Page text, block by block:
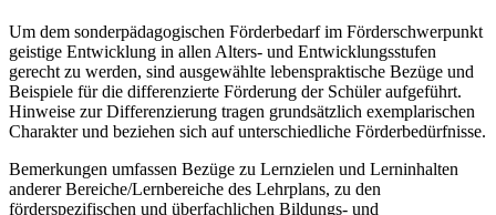
Um dem sonderpädagogischen Förderbedarf im Förderschwerpunkt
geistige Entwicklung in allen Alters- und Entwicklungsstufen
gerecht zu werden, sind ausgewählte lebenspraktische Bezüge und
Beispiele für die differenzierte Förderung der Schüler aufgeführt.
Hinweise zur Differenzierung tragen grundsätzlich exemplarischen
Charakter und beziehen sich auf unterschiedliche Förderbedürfnisse.
Bemerkungen umfassen Bezüge zu Lernzielen und Lerninhalten
anderer Bereiche/Lernbereiche des Lehrplans, zu den
förderspezifischen und überfachlichen Bildungs- und